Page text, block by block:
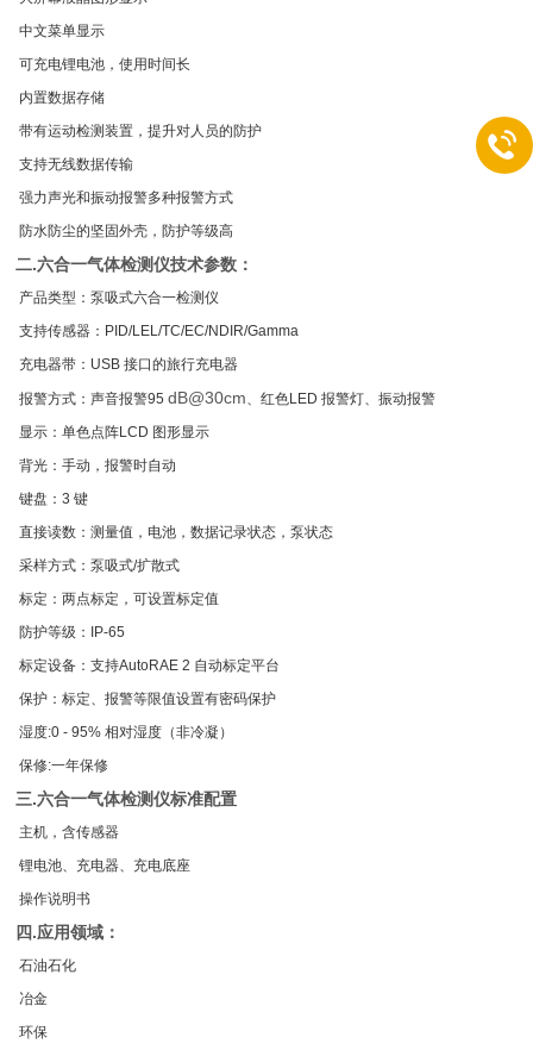
中文菜单显示
可充电锂电池，使用时间长
内置数据存储
带有运动检测装置，提升对人员的防护
支持无线数据传输
强力声光和振动报警多种报警方式
防水防尘的坚固外壳，防护等级高
二.六合一气体检测仪技术参数：
产品类型：泵吸式六合一检测仪
支持传感器：PID/LEL/TC/EC/NDIR/Gamma
充电器带：USB 接口的旅行充电器
报警方式：声音报警95dB@30cm、红色LED 报警灯、振动报警
显示：单色点阵LCD 图形显示
背光：手动，报警时自动
键盘：3 键
直接读数：测量值，电池，数据记录状态，泵状态
采样方式：泵吸式/扩散式
标定：两点标定，可设置标定值
防护等级：IP-65
标定设备：支持AutoRAE 2 自动标定平台
保护：标定、报警等限值设置有密码保护
湿度:0 - 95% 相对湿度（非冷凝）
保修:一年保修
三.六合一气体检测仪标准配置
主机，含传感器
锂电池、充电器、充电底座
操作说明书
四.应用领域：
石油石化
冶金
环保